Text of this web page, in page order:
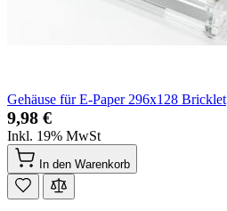
Gehäuse für E-Paper 296x128 Bricklet
9,98 €
Inkl. 19% MwSt
In den Warenkorb